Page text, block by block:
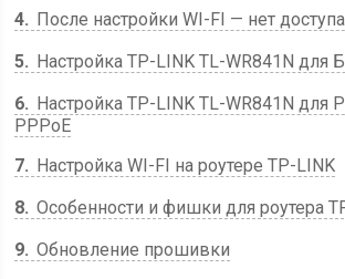
4
После настройки WI-FI — нет
5
Настройка TP-LINK TL-WR841N для
6
Настройка TP-LINK TL-WR841N для
PPPoE
7
Настройка WI-FI на роутере TP-LINK
8 Особенности и фишки для роутера
9 Обновление прошивки